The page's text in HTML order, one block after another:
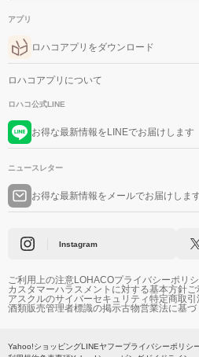
アプリ
ロハコアプリをダウンロード
ロハコアプリについて
ロハコ公式LINE
お得な最新情報をLINEでお届けします
ニュースレター
お得な最新情報をメールでお届けしま
Instagram
ご利用上の注意LOHACOプライバシーポリ
カスタマーハラスメントに対する基本方針ご
アスクルのサイバーセキュリティ特定商取
酒類販売管理者標識の掲示古物営業法に基づ
Yahoo!ショッピングLINEヤフープライバシーポリシ